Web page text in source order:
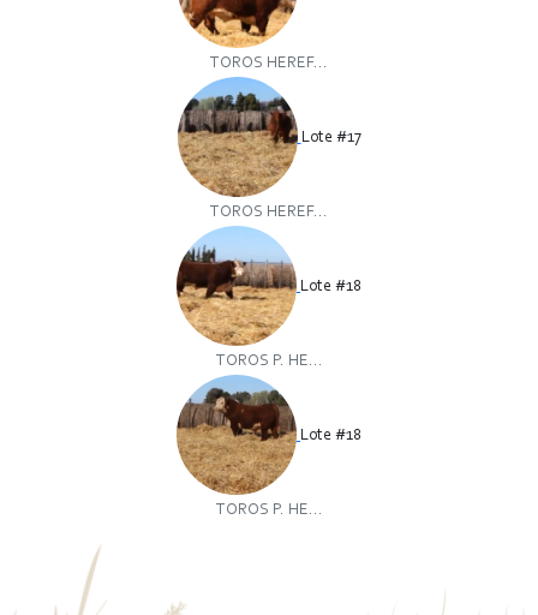
TOROS HEREF...
Lote #17
TOROS HEREF...
Lote #18
TOROS P. HE...
Lote #18
TOROS P. HE...